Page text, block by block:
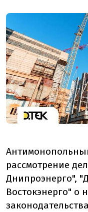
рассмотрение
Днипроэнерго",
Востокэнерго" о